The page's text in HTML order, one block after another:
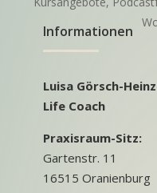
Informationen
Luisa Görsch-
Life Coach
Praxisraum-Sitz:
Gartenstr. 11
16515 Oranienburg